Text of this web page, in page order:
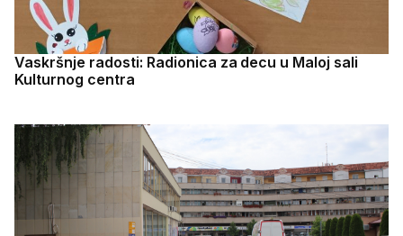
Vaskršnje radosti: Radionica za decu u Maloj sali
Kulturnog centra